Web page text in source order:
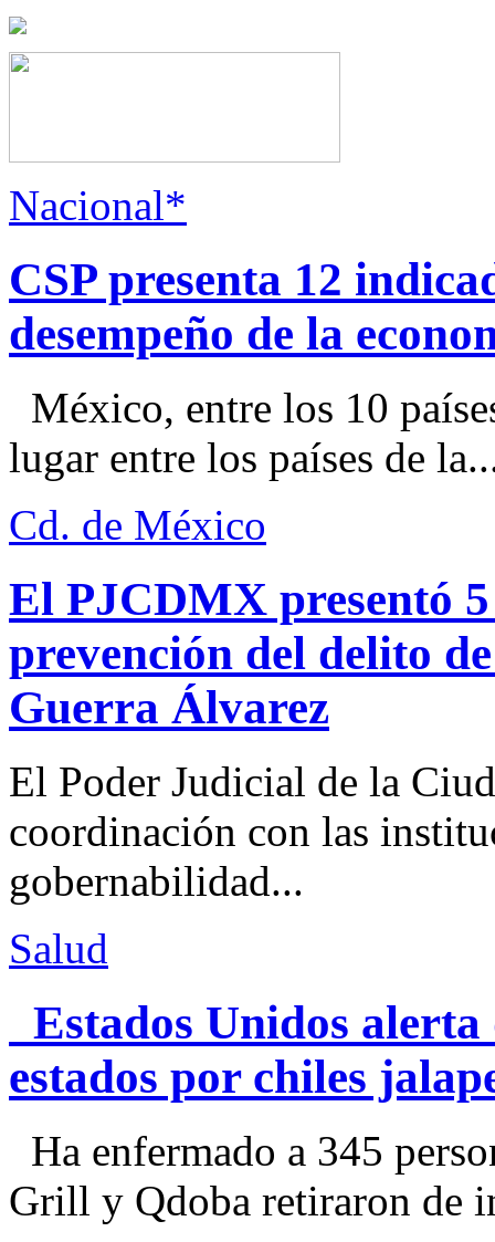
Nacional*
CSP presenta 12
desempeño de la
México, entre los 10
lugar entre los países de
Cd. de México
El PJCDMX presentó
prevención del delito
Guerra Álvarez
El Poder Judicial de la
coordinación con las
gobernabilidad...
Salud
Estados Unidos alerta
estados por chiles
Ha enfermado a 345
Grill y Qdoba retiraron de